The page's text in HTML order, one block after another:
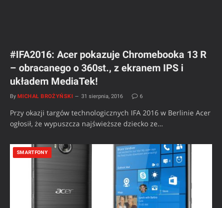
#IFA2016: Acer pokazuje Chromebooka 13 R
– obracanego o 360st., z ekranem IPS i
układem MediaTek!
By MICHAŁ BROŻYŃSKI 31 sierpnia, 2016 6
Przy okazji targów technologicznych IFA 2016 w Berlinie Acer
ogłosił, że wypuszcza najświeższe dziecko ze…
SMARTFONY